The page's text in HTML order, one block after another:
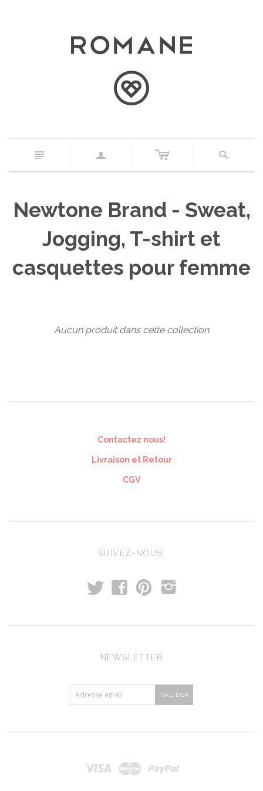
n a c s
Newtone Brand - Sweat,
Jogging, T-shirt et
casquettes pour femme
Aucun produit dans cette collection
Contactez nous!
Livraison et Retour
CGV
SUIVEZ-NOUS!
t f p i
NEWSLETTER